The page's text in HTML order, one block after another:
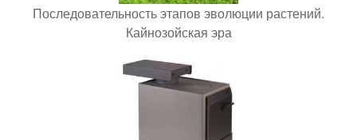
Последовательность этапов эволюции растений.
Кайнозойская эра